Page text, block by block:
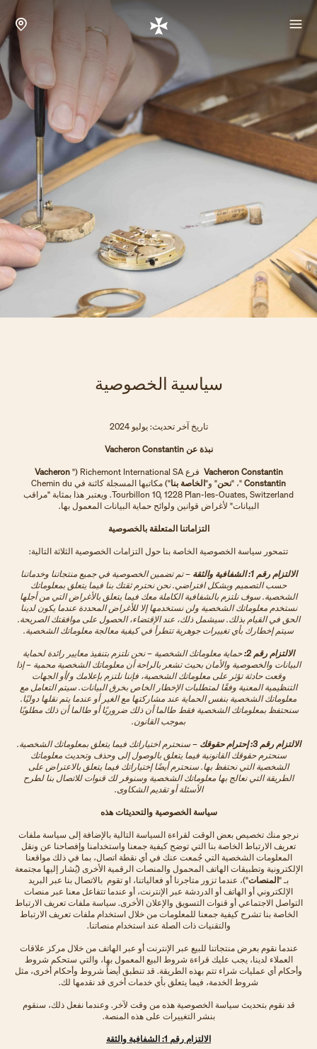
سياسية الخصوصية
تاريخ آخر تحديث: يوليو 2024
نبذة عن Vacheron Constantin
Vacheron Constantin فرع Richemont International SA ("
Vacheron
Constantin"، "نحن" و"الخاصة بنا
") مكاتبها المسجلة كائنة في Chemin du
Tourbillon 10, 1228 Plan-les-Ouates, Switzerland. ويعتبر هذا بمثابة "مراقب
البيانات" لأغراض قوانين ولوائح حماية البيانات المعمول بها.
التزاماتنا المتعلقة بالخصوصية
تتمحور سياسة الخصوصية الخاصة بنا حول التزامات الخصوصية الثلاثة التالية:
الالتزام رقم 1: الشفافية والثقة
– تم تضمين الخصوصية في جميع منتجاتنا وخدماتنا
حسب التصميم وبشكل افتراضي. نحن نحترم ثقتك بنا فيما يتعلق بمعلوماتك
الشخصية. سوف نلتزم بالشفافية الكاملة معك فيما يتعلق بالأغراض التي من أجلها
نستخدم معلوماتك الشخصية ولن نستخدمها إلا للأغراض المحددة عندما يكون لدينا
الحق في القيام بذلك. سيشمل ذلك، عند الإقتضاء، الحصول على موافقتك الصريحة.
سيتم إخطارك بأي تغييرات جوهرية تتطرأ في كيفية معالجة معلوماتك الشخصية.
الالتزام رقم 2:
حماية معلوماتك الشخصية – نحن نلتزم بتنفيذ معايير رائدة لحماية
البيانات والخصوصية والأمان بحيث تشعر بالراحة أن معلوماتك الشخصية محمية – إذا
وقعت حادثة تؤثر على معلوماتك الشخصية، فإننا نلتزم بإعلامك و/أو الجهات
التنظيمية المعنية وفقًا لمتطلبات الإخطار الخاص بخرق البيانات. سيتم التعامل مع
معلوماتك الشخصية بنفس الحماية عند مشاركتها مع الغير أو عندما يتم نقلها دوليًا.
سنحتفظ بمعلوماتك الشخصية فقط طالما أن ذلك ضروريًا أو طالما أن ذلك مطلوبًا
بموجب القانون.
الالتزام رقم 3: إحترام حقوقك – سنحترم اختياراتك فيما يتعلق بمعلوماتك الشخصية.
سنحترم حقوقك القانونية فيما يتعلق بالوصول إلى وحذف وتحديث معلوماتك
الشخصية التي نحتفظ بها. سنحترم أيضًا إختياراتك فيما يتعلق بالاعتراض على
الطريقة التي نعالج بها معلوماتك الشخصية وسنوفر لك قنوات للاتصال بنا لطرح
الأسئلة أو تقديم الشكاوى.
سياسة الخصوصية والتحديثات هذه
نرجو منك تخصيص بعض الوقت لقراءة السياسة التالية بالإضافة إلى سياسة ملفات
تعريف الارتباط الخاصة بنا التي توضح كيفية جمعنا واستخدامنا وإفصاحنا عن ونقل
المعلومات الشخصية التي جُمعت عنك في أي نقطة اتصال، بما في ذلك مواقعنا
الإلكترونية وتطبيقات الهاتف المحمول والمنصات الرقمية الأخرى (يُشار إليها مجتمعة
بـ "المنصات")، عندما تزور متاجرنا أو فعالياتنا، او تقوم بالاتصال بنا عبر البريد
الإلكتروني أو الهاتف أو الدردشة عبر الإنترنت، أو عندما تتفاعل معنا عبر منصات
التواصل الاجتماعي أو قنوات التسويق والإعلان الأخرى. سياسة ملفات تعريف الارتباط
الخاصة بنا تشرح كيفية جمعنا للمعلومات من خلال استخدام ملفات تعريف الارتباط
والتقنيات ذات الصلة عند استخدام منصاتنا.
عندما نقوم بعرض منتجاتنا للبيع عبر الإنترنت أو عبر الهاتف من خلال مركز علاقات
العملاء لدينا، يجب عليك قراءة شروط البيع المعمول بها، والتي ستحكم شروط
وأحكام أي عمليات شراء تتم بهذه الطريقة. قد تنطبق أيضاً شروط وأحكام أخرى، مثل
شروط الخدمة، فيما يتعلق بأي خدمات أخرى قد نقدمها لك.
قد نقوم بتحديث سياسة الخصوصية هذه من وقت لآخر. وعندما نفعل ذلك، سنقوم
بنشر التغييرات على هذه المنصة.
الالتزام رقم 1: الشفافية والثقة